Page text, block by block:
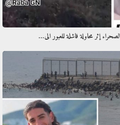
إثر محاولة فاشلة للعبور الى…